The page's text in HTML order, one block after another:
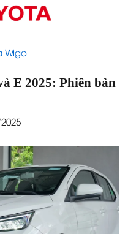
Wigo
E 2025: Phiên bản